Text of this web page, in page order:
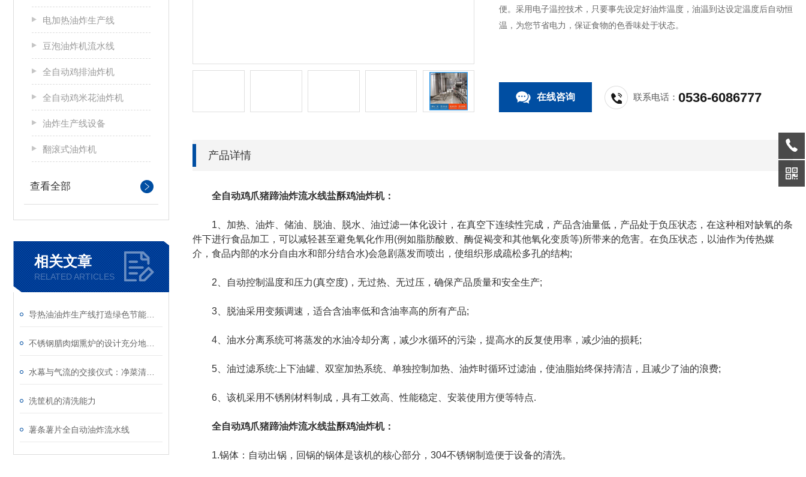
电加热油炸生产线
豆泡油炸机流水线
全自动鸡排油炸机
全自动鸡米花油炸机
油炸生产线设备
翻滚式油炸机
查看全部
相关文章
RELATED ARTICLES
洗筐机的清洗能力
薯条薯片全自动油炸流水线
便。采用电子温控技术，只要事先设定好油炸温度，油温到达设定温度后自动恒
温，为您节省电力，保证食物的色香味处于状态。
在线咨询 联系电话：0536-6086777
产品详情
全自动鸡爪猪蹄油炸流水线盐酥鸡油炸机：
1、加热、油炸、储油、脱油、脱水、油过滤一体化设计，在真空下连续性完成，产品含油量低，产品处于负压状态，在这种相对缺氧的条
件下进行食品加工，可以减轻甚至避免氧化作用(例如脂肪酸败、酶促褐变和其他氧化变质等)所带来的危害。在负压状态，以油作为传热媒
介，食品内部的水分自由水和部分结合水)会急剧蒸发而喷出，使组织形成疏松多孔的结构;
2、自动控制温度和压力(真空度)，无过热、无过压，确保产品质量和安全生产;
3、脱油采用变频调速，适合含油率低和含油率高的所有产品;
4、油水分离系统可将蒸发的水油冷却分离，减少水循环的污染，提高水的反复使用率，减少油的损耗;
5、油过滤系统:上下油罐、双室加热系统、单独控制加热、油炸时循环过滤油，使油脂始终保持清洁，且减少了油的浪费;
6、该机采用不锈刚材料制成，具有工效高、性能稳定、安装使用方便等特点.
全自动鸡爪猪蹄油炸流水线盐酥鸡油炸机：
1.锅体：自动出锅，回锅的锅体是该机的核心部分，304不锈钢制造便于设备的清洗。